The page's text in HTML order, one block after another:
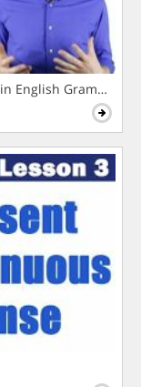
English Grammar